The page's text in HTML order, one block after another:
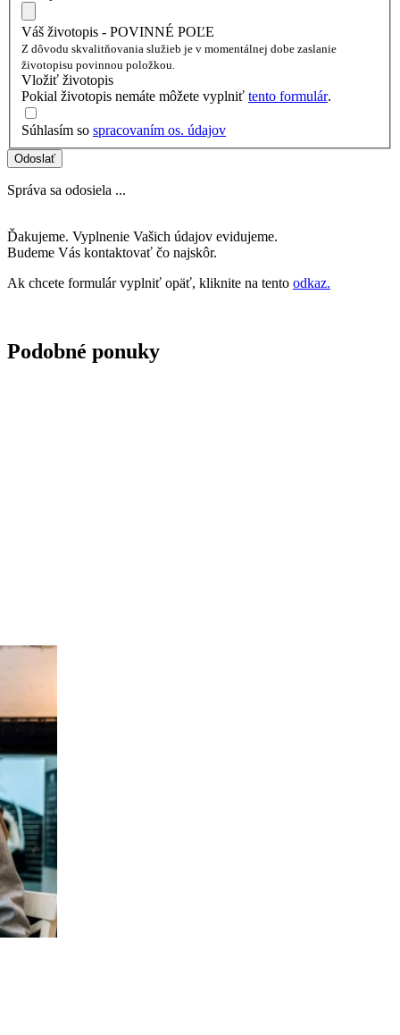
Váš životopis - POVINNÉ POĽE
Z dôvodu skvalitňovania služieb je v momentálnej dobe zaslanie
životopisu povinnou položkou.
Vložiť životopis
Pokial životopis nemáte môžete vyplniť tento formulár.
Súhlasím so spracovaním os. údajov
Odoslať
Správa sa odosiela ...
Ďakujeme. Vyplnenie Vašich údajov evidujeme.
Budeme Vás kontaktovať čo najskôr.
Ak chcete formulár vyplniť opäť, kliknite na tento odkaz.
Podobné ponuky